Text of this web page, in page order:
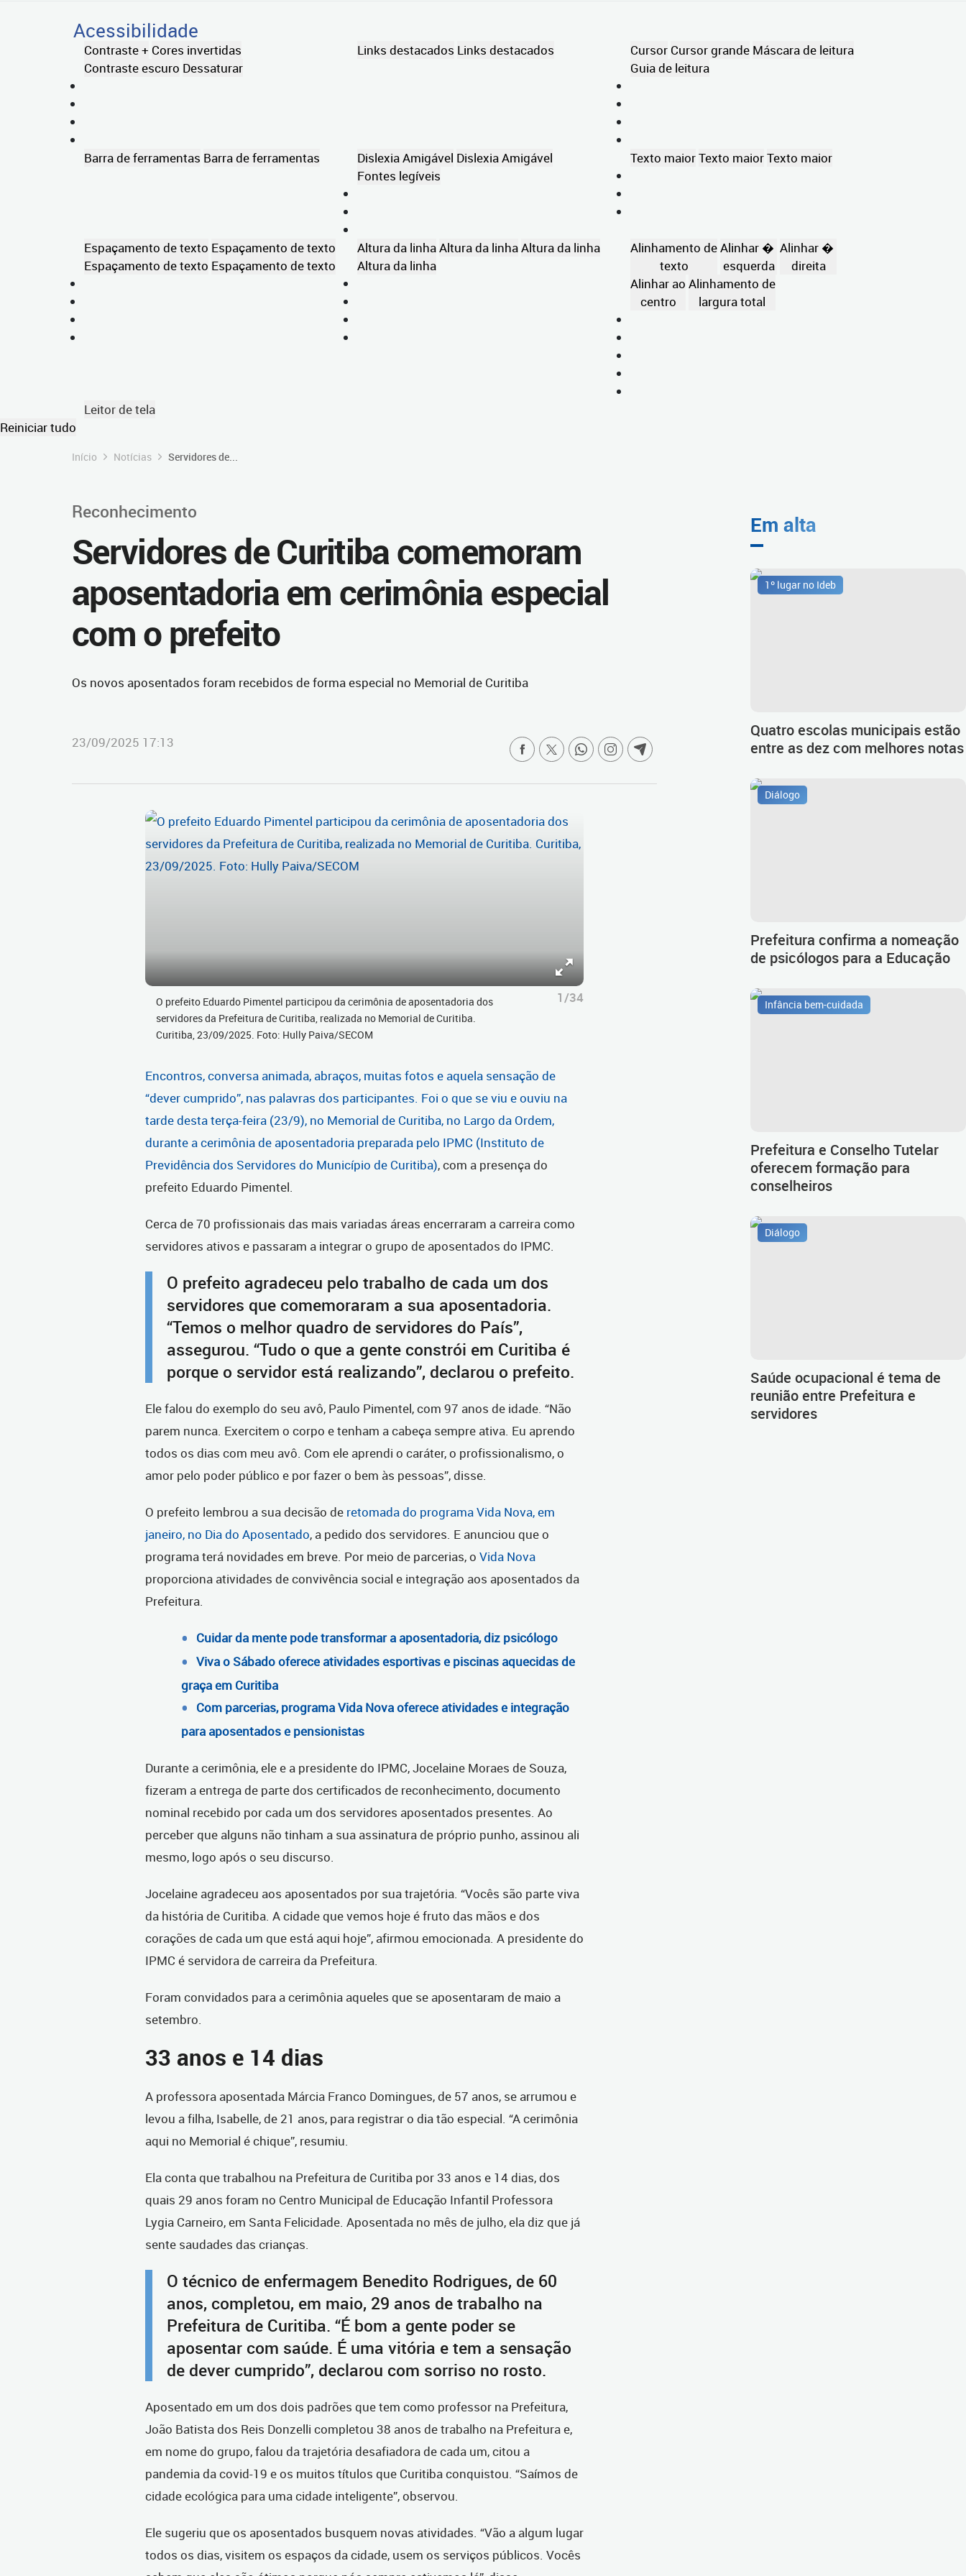
Acessibilidade
Contraste + Cores invertidas
Contraste escuro Dessaturar
Links destacados Links destacados Cursor Cursor grande Máscara de leitura
Guia de leitura
Barra de ferramentas Barra de ferramentas Dislexia Amigável Dislexia Amigável
Fontes legíveis
Texto maiorTexto maiorTexto maior
Espaçamento de texto Espaçamento de texto
Espaçamento de texto Espaçamento de texto
Altura da linhaAltura da linhaAltura da linha
Altura da linha
Alinhamento de
texto
Alinhar �
esquerda
Alinhar �
direita
Alinhar ao
centro
Alinhamento de
largura total
Leitor de tela
Reiniciar tudo
Início Notícias Servidores de...
Reconhecimento
Servidores de Curitiba comemoram
aposentadoria em cerimônia especial
com o prefeito
Os novos aposentados foram recebidos de forma especial no Memorial de Curitiba
23/09/2025 17:13
O prefeito Eduardo Pimentel participou da cerimônia de aposentadoria dos
servidores da Prefeitura de Curitiba, realizada no Memorial de Curitiba.
Curitiba, 23/09/2025. Foto: Hully Paiva/SECOM
1/34
Encontros, conversa animada, abraços, muitas fotos e aquela sensação de
“dever cumprido”, nas palavras dos participantes. Foi o que se viu e ouviu na
tarde desta terça-feira (23/9), no Memorial de Curitiba, no Largo da Ordem,
durante a cerimônia de aposentadoria preparada pelo IPMC (Instituto de
Previdência dos Servidores do Município de Curitiba), com a presença do
prefeito Eduardo Pimentel.
Cerca de 70 profissionais das mais variadas áreas encerraram a carreira como
servidores ativos e passaram a integrar o grupo de aposentados do IPMC.
O prefeito agradeceu pelo trabalho de cada um dos
servidores que comemoraram a sua aposentadoria.
“Temos o melhor quadro de servidores do País”,
assegurou. “Tudo o que a gente constrói em Curitiba é
porque o servidor está realizando”, declarou o prefeito.
Ele falou do exemplo do seu avô, Paulo Pimentel, com 97 anos de idade. “Não
parem nunca. Exercitem o corpo e tenham a cabeça sempre ativa. Eu aprendo
todos os dias com meu avô. Com ele aprendi o caráter, o profissionalismo, o
amor pelo poder público e por fazer o bem às pessoas”, disse.
O prefeito lembrou a sua decisão de retomada do programa Vida Nova, em
janeiro, no Dia do Aposentado, a pedido dos servidores. E anunciou que o
programa terá novidades em breve. Por meio de parcerias, o Vida Nova
proporciona atividades de convivência social e integração aos aposentados da
Prefeitura.
Cuidar da mente pode transformar a aposentadoria, diz psicólogo
Viva o Sábado oferece atividades esportivas e piscinas aquecidas de
graça em Curitiba
Com parcerias, programa Vida Nova oferece atividades e integração
para aposentados e pensionistas
Durante a cerimônia, ele e a presidente do IPMC, Jocelaine Moraes de Souza,
fizeram a entrega de parte dos certificados de reconhecimento, documento
nominal recebido por cada um dos servidores aposentados presentes. Ao
perceber que alguns não tinham a sua assinatura de próprio punho, assinou ali
mesmo, logo após o seu discurso.
Jocelaine agradeceu aos aposentados por sua trajetória. “Vocês são parte viva
da história de Curitiba. A cidade que vemos hoje é fruto das mãos e dos
corações de cada um que está aqui hoje”, afirmou emocionada. A presidente do
IPMC é servidora de carreira da Prefeitura.
Foram convidados para a cerimônia aqueles que se aposentaram de maio a
setembro.
33 anos e 14 dias
A professora aposentada Márcia Franco Domingues, de 57 anos, se arrumou e
levou a filha, Isabelle, de 21 anos, para registrar o dia tão especial. “A cerimônia
aqui no Memorial é chique”, resumiu.
Ela conta que trabalhou na Prefeitura de Curitiba por 33 anos e 14 dias, dos
quais 29 anos foram no Centro Municipal de Educação Infantil Professora
Lygia Carneiro, em Santa Felicidade. Aposentada no mês de julho, ela diz que já
sente saudades das crianças.
O técnico de enfermagem Benedito Rodrigues, de 60
anos, completou, em maio, 29 anos de trabalho na
Prefeitura de Curitiba. “É bom a gente poder se
aposentar com saúde. É uma vitória e tem a sensação
de dever cumprido”, declarou com sorriso no rosto.
Aposentado em um dos dois padrões que tem como professor na Prefeitura,
João Batista dos Reis Donzelli completou 38 anos de trabalho na Prefeitura e,
em nome do grupo, falou da trajetória desafiadora de cada um, citou a
pandemia da covid-19 e os muitos títulos que Curitiba conquistou. “Saímos de
cidade ecológica para uma cidade inteligente”, observou.
Ele sugeriu que os aposentados busquem novas atividades. “Vão a algum lugar
todos os dias, visitem os espaços da cidade, usem os serviços públicos. Vocês
Em alta
1º lugar no Ideb
Quatro escolas municipais estão
entre as dez com melhores notas
Diálogo
Prefeitura confirma a nomeação
de psicólogos para a Educação
Infância bem-cuidada
Prefeitura e Conselho Tutelar
oferecem formação para
conselheiros
Diálogo
Saúde ocupacional é tema de
reunião entre Prefeitura e
servidores